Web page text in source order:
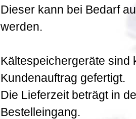
Dieser kann bei Bedarf
werden.
Kältespeichergeräte sind
Kundenauftrag gefertigt.
Die Lieferzeit beträgt in
Bestelleingang.